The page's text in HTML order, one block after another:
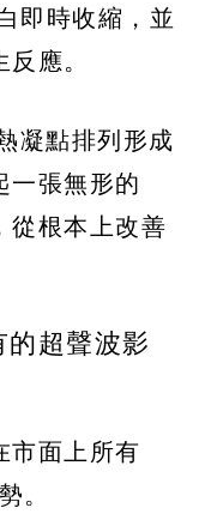
即時收縮，並
應。
凝點排列形成
一張無形的
從根本上改善
超聲波影
面上所有
。